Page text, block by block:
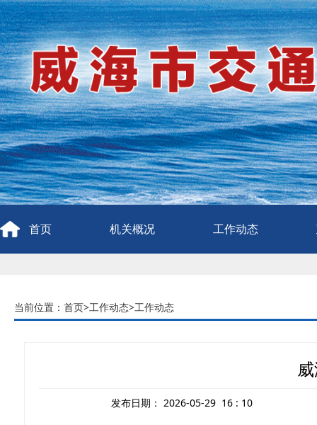
首页 机关概况 工作动态
当前位置： 首页>工作动态>工作动态
发布日期： 2026-05-29 16 : 10